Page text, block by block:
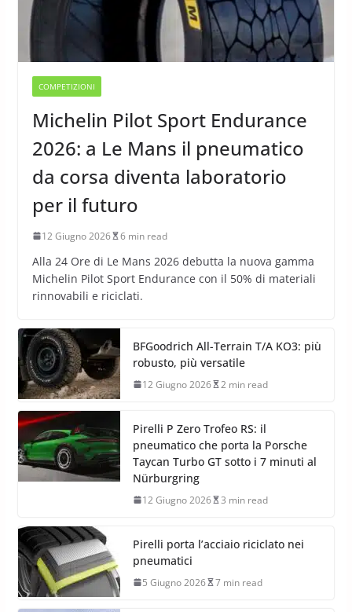
COMPETIZIONI
Michelin Pilot Sport Endurance
2026: a Le Mans il pneumatico
da corsa diventa laboratorio
per il futuro
12 Giugno 2026 6 min read
Alla 24 Ore di Le Mans 2026 debutta la nuova gamma
Michelin Pilot Sport Endurance con il 50% di materiali
rinnovabili e riciclati.
BFGoodrich All-Terrain T/A KO3: più
robusto, più versatile
12 Giugno 2026 2 min read
Pirelli P Zero Trofeo RS: il
pneumatico che porta la Porsche
Taycan Turbo GT sotto i 7 minuti al
Nürburgring
12 Giugno 2026 3 min read
Pirelli porta l’acciaio riciclato nei
pneumatici
5 Giugno 2026 7 min read